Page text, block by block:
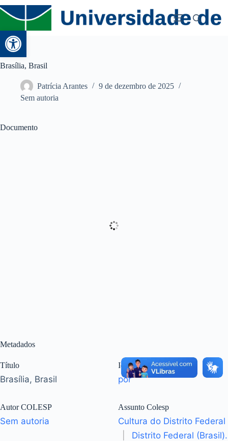
Abrir a barra de ferramentas
Brasília, Brasil
Patrícia Arantes
9 de dezembro de 2025
Sem autoria
Documento
Metadados
Título
Brasília, Brasil
Autor COLESP
Sem autoria
Idioma
por
Assunto Colesp
Cultura do Distrito Federal
Distrito Federal (Brasil).